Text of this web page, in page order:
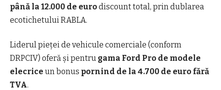
până la 12.000 de eurodiscount total, prin dublarea
ecotichetului RABLA.
Liderul pieței de vehicule comerciale (conform
DRPCIV) oferă și pentru gama Ford Pro de modele
elecrice un bonus pornind de la 4.700 de euro fără
TVA.